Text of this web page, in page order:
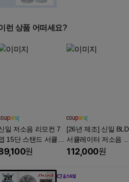
런 상품 어떠세요?
일 저소음 리모컨 7
15단 스탠드 서큘레
터 선풍기, SIF-H144
원
[26년 제조] 신일
서큘레이터 저소음 스
탠드 가정용, SIF-EMD
112,000원